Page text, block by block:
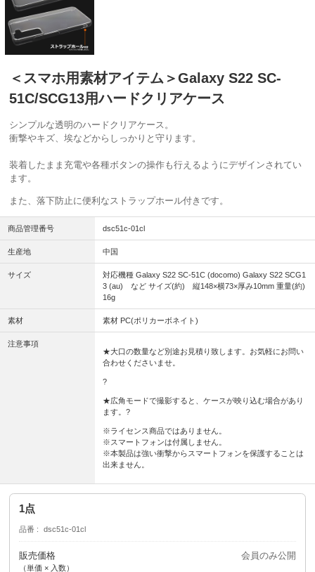
＜スマホ用素材アイテム＞Galaxy S22 SC-
51C/SCG13用ハードクリアケース
シンプルな透明のハードクリアケース。
衝撃やキズ、埃などからしっかりと守ります。
装着したまま充電や各種ボタンの操作も行えるようにデザインされてい
ます。
また、落下防止に便利なストラップホール付きです。
商品管理番号 dsc51c-01cl
生産地 中国
サイズ
対応機種 Galaxy S22 SC-51C (docomo) Galaxy S22 SCG1
3 (au) など サイズ(約) 縦148×横73×厚み10mm 重量(約)
16g
素材 素材 PC(ポリカーボネイト)
注意事項
★大口の数量など別途お見積り致します。お気軽にお問い
合わせくださいませ。
?
★広角モードで撮影すると、ケースが映り込む場合があり
ます。?
※ライセンス商品ではありません。
※スマートフォンは付属しません。
※本製品は強い衝撃からスマートフォンを保護することは
出来ません。
1点
品番 dsc51c-01cl
販売価格
（単価 × 入数）
会員のみ公開